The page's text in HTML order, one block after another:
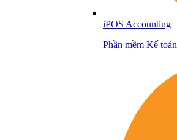
iPOS Accounting
Phần mềm Kế toán